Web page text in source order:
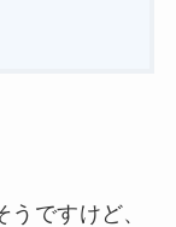
ですけど、